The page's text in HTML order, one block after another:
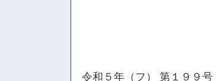
令和５年（フ） 第１９９号